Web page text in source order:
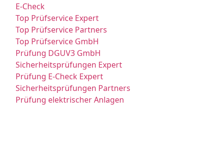
E-Check
Top Prüfservice Expert
Top Prüfservice Partners
Top Prüfservice GmbH
Prüfung DGUV3 GmbH
Sicherheitsprüfungen Expert
Prüfung E-Check Expert
Sicherheitsprüfungen Partners
Prüfung elektrischer Anlagen